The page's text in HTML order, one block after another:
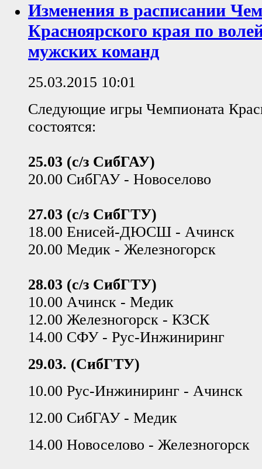
Изменения в расписании
Красноярского края по
мужских команд
25.03.2015 10:01
Следующие игры Чемпионата
состоятся:
25.03 (с/з СибГАУ)
20.00 СибГАУ - Новоселово
27.03 (с/з СибГТУ)
18.00 Енисей-ДЮСШ - Ачинск
20.00 Медик - Железногорск
28.03 (с/з СибГТУ)
10.00 Ачинск - Медик
12.00 Железногорск - КЗСК
14.00 СФУ - Рус-Инжиниринг
29.03. (СибГТУ)
10.00 Рус-Инжиниринг - Ачинск
12.00 СибГАУ - Медик
14.00 Новоселово - Железногорск